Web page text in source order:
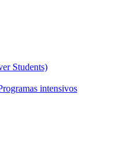
Students)
intensivos